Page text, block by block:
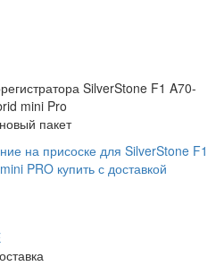
SilverStone F1 A70-
mini Pro
пакет
на присоске для SilverStone F1
PRO купить с доставкой